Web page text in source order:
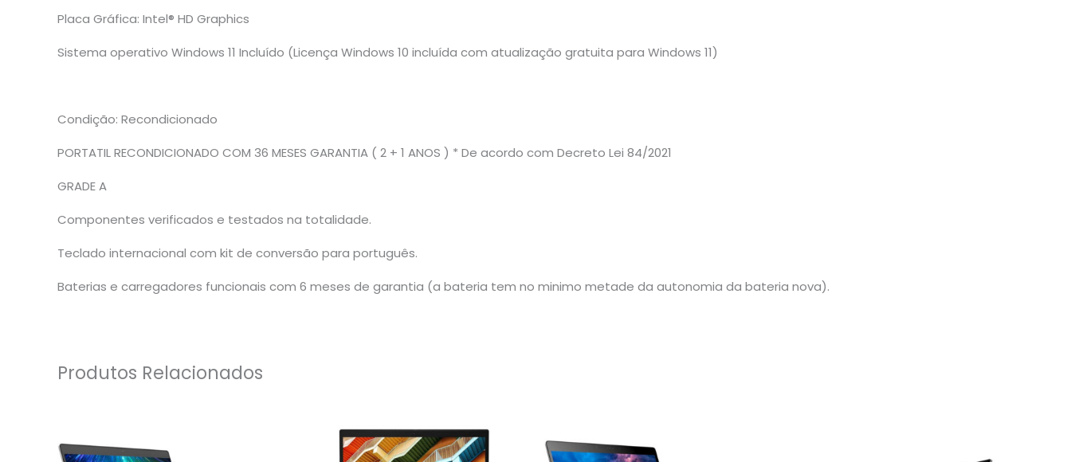
Placa Gráfica: Intel® HD Graphics
Sistema operativo Windows 11 Incluído (Licença Windows 10 incluída com atualização gratuita para Windows 11)
Condição: Recondicionado
PORTATIL RECONDICIONADO COM 36 MESES GARANTIA ( 2 + 1 ANOS ) * De acordo com Decreto Lei 84/2021
GRADE A
Componentes verificados e testados na totalidade.
Teclado internacional com kit de conversão para português.
Baterias e carregadores funcionais com 6 meses de garantia (a bateria tem no minimo metade da autonomia da bateria nova).
Produtos Relacionados